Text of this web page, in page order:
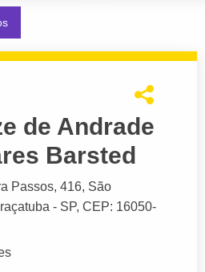
de Andrade
Barsted
Passos, 416, São
- SP, CEP: 16050-